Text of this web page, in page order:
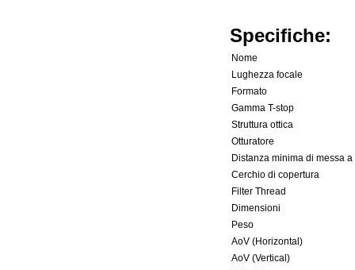
Specifiche:
Nome
Lughezza focale
Formato
Gamma T-stop
Struttura ottica
Otturatore
Distanza minima di messa a
Cerchio di copertura
Filter Thread
Dimensioni
Peso
AoV (Horizontal)
AoV (Vertical)